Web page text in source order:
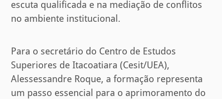
escuta qualificada e na mediação de conflitos
no ambiente institucional.
Para o secretário do Centro de Estudos
Superiores de Itacoatiara (Cesit/UEA),
Alessessandre Roque, a formação representa
um passo essencial para o aprimoramento do